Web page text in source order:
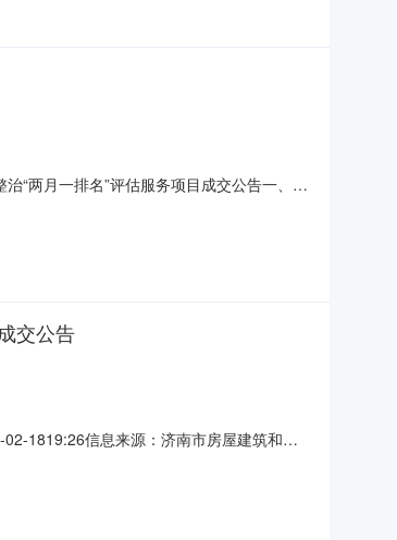
“两月一排名”评估服务项目成交公告一、项
标结果
交公告
1819:26信息来源：济南市房屋建筑和市
方机构编制《济南市“十四五”时期优化营